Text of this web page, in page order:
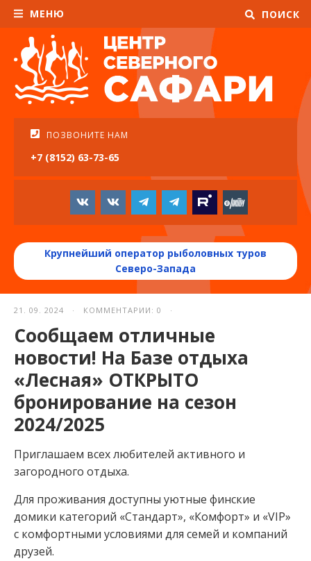
МЕНЮ ПОИСК
ПОЗВОНИТЕ НАМ
+7 (8152) 63-73-65
Крупнейший оператор рыболовных туров
Северо-Запада
21. 09. 2024 · КОММЕНТАРИИ: 0 ·
Сообщаем отличные
новости! На Базе отдыха
«Лесная» ОТКРЫТО
бронирование на сезон
2024/2025
Приглашаем всех любителей активного и
загородного отдыха.
Для проживания доступны уютные финские
домики категорий «Стандарт», «Комфорт» и «VIP»
с комфортными условиями для семей и компаний
друзей.